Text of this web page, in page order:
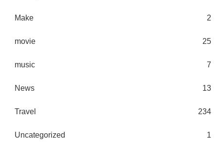
Make 2
movie 25
music 7
News 13
Travel 234
Uncategorized 1